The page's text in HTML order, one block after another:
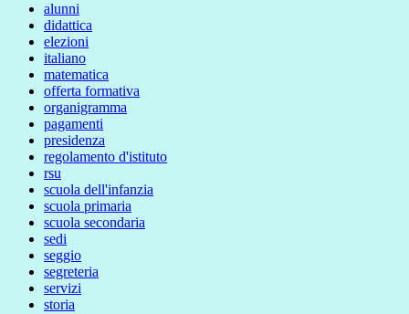
alunni
didattica
elezioni
italiano
matematica
offerta formativa
organigramma
pagamenti
presidenza
regolamento d'istituto
rsu
scuola dell'infanzia
scuola primaria
scuola secondaria
sedi
seggio
segreteria
servizi
storia